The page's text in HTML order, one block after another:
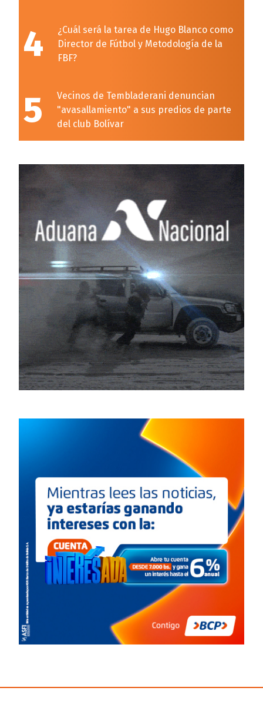
4
¿Cuál será la tarea de Hugo Blanco como
Director de Fútbol y Metodología de la
FBF?
5
Vecinos de Tembladerani denuncian
"avasallamiento" a sus predios de parte
del club Bolívar